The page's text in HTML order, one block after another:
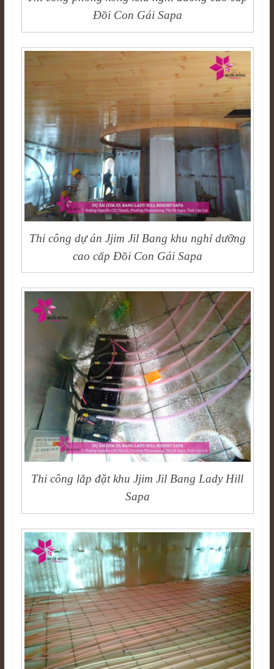
Đồi Con Gái Sapa
Thi công dự án Jjim Jil Bang khu nghỉ dưỡng
cao cấp Đồi Con Gái Sapa
Thi công lắp đặt khu Jjim Jil Bang Lady Hill
Sapa